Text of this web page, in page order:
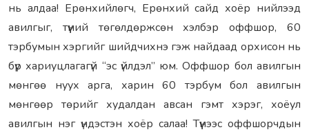
нь алдаа! Ерөнхийлөгч, Ерөнхий сайд хоёр нийлээд
авилгыг, түүний төгөлдөржсөн хэлбэр оффшор, 60
тэрбумын хэргийг шийдчихнэ гэж найдаад орхисон нь
бүр хариуцлагагүй “эс үйлдэл” юм. Оффшор бол авилгын
мөнгөө нуух арга, харин 60 тэрбум бол авилгын
мөнгөөр төрийг худалдан авсан гэмт хэрэг, хоёул
авилгын нэг үндэстэн хоёр салаа! Түүнээс оффшорчдын